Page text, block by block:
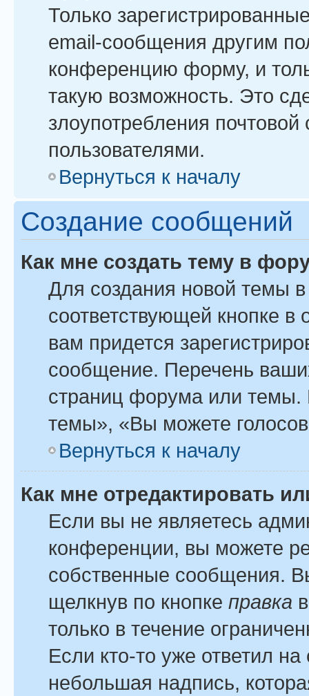
Только
email-сообщения другим
конференцию форму, и
такую возможность. Это
злоупотребления
пользователями.
Вернуться к началу
Создание сообщений
Как мне создать тему в
Для создания новой темы
соответствующей кнопке
вам придется
сообщение. Перечень
страниц форума или
темы», «Вы можете
Вернуться к началу
Как мне отредактировать
Если вы не являетесь
конференции, вы можете
собственные сообщения.
щелкнув по кнопке правка
только в течение
Если кто-то уже ответил
небольшая надпись,